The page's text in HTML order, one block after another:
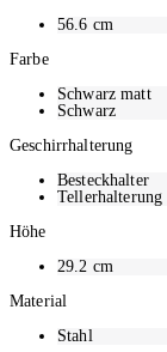
Weingläser
Geschirrkorb mehr
neu aussehen (nur
56.6 cm
Farbe
Schwarz matt
Schwarz
Geschirrhalterung
Besteckhalter
Tellerhalterung
Höhe
29.2 cm
Material
Stahl